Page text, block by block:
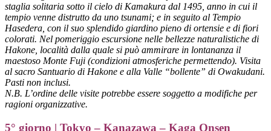
staglia solitaria sotto il cielo di Kamakura dal 1495, anno in cui il
tempio venne distrutto da uno tsunami; e in seguito al Tempio
Hasedera, con il suo splendido giardino pieno di ortensie e di fiori
colorati. Nel pomeriggio escursione nelle bellezze naturalistiche di
Hakone, località dalla quale si può ammirare in lontananza il
maestoso Monte Fuji (condizioni atmosferiche permettendo). Visita
al sacro Santuario di Hakone e alla Valle “bollente” di Owakudani.
Pasti non inclusi.
N.B. L’ordine delle visite potrebbe essere soggetto a modifiche per
ragioni organizzative.
5° giorno | Tokyo – Kanazawa – Kaga Onsen